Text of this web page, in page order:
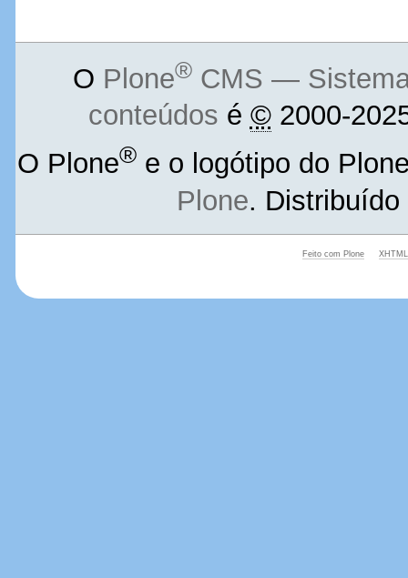
O Plone®CMS — Sistema
conteúdos é ©2000-
O Plone® e o logótipo do
Plone.
Feito com Plone